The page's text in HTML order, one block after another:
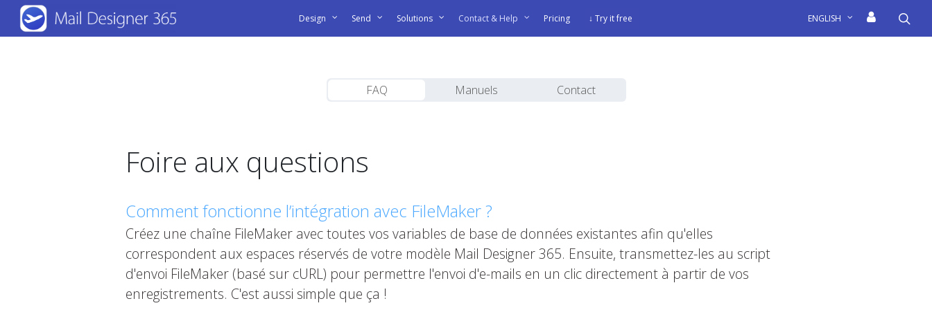
Skip
main
Design Send Solutions Contact & Help Pricing ↓ Try it free ENGLISH
FAQ Manuels Contact
Foire aux questions
Comment fonctionne l’intégration avec FileMaker ?
Créez une chaîne FileMaker avec toutes vos variables de base de données existantes afin qu'elles
correspondent aux espaces réservés de votre modèle Mail Designer 365. Ensuite, transmettez-les au script
d'envoi FileMaker (basé sur cURL) pour permettre l'envoi d'e-mails en un clic directement à partir de vos
enregistrements. C'est aussi simple que ça !